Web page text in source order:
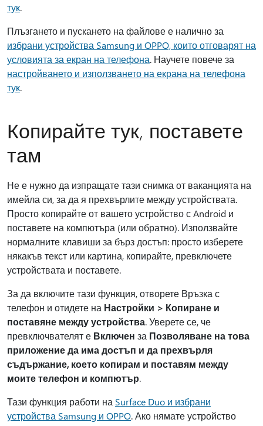
тук.
Плъзгането и пускането на файлове е налично за
избрани устройства Samsung и OPPO, които отговарят на
условията за екран на телефона. Научете повече за
настройването и използването на екрана на телефона
тук.
Копирайте тук, поставете
там
Не е нужно да изпращате тази снимка от ваканцията на
имейла си, за да я прехвърлите между устройствата.
Просто копирайте от вашето устройство с Android и
поставете на компютъра (или обратно). Използвайте
нормалните клавиши за бърз достъп: просто изберете
някакъв текст или картина, копирайте, превключете
устройствата и поставете.
За да включите тази функция, отворете Връзка с
телефон и отидете на Настройки > Копиране и
поставяне между устройства. Уверете се, че
превключвателят е Включен за Позволяване на това
приложение да има достъп и да прехвърля
съдържание, което копирам и поставям между
моите телефон и компютър.
Тази функция работи на Surface Duo и избрани
устройства Samsung и OPPO. Ако нямате устройство